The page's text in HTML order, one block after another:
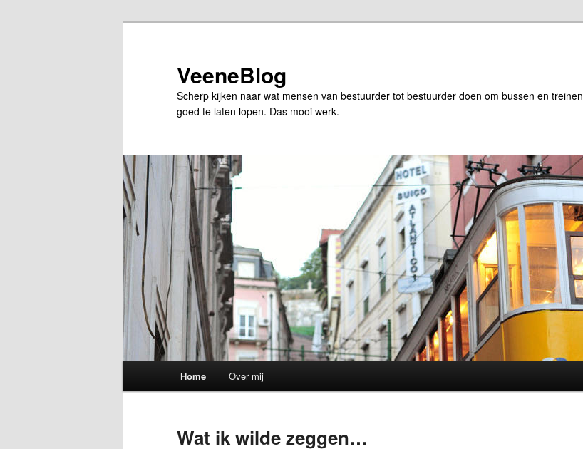
VeeneBlog
Scherp kijken naar wat mensen van bestuurder tot bestuurder doen om bussen en treinen
goed te laten lopen. Das mooi werk.
Home Over mij
Wat ik wilde zeggen…